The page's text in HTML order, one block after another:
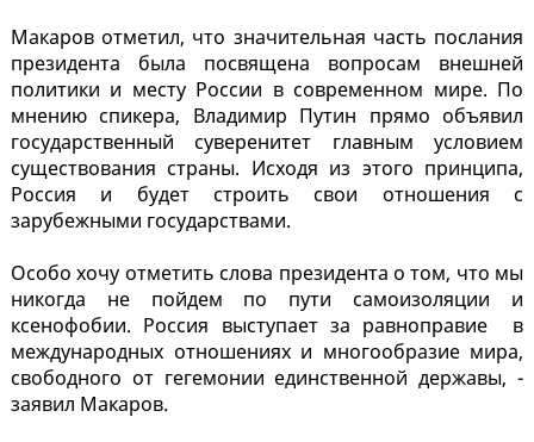
Макаров отметил, что значительная часть послания
президента была посвящена вопросам внешней
политики и месту России в современном мире. По
мнению спикера, Владимир Путин прямо объявил
государственный суверенитет главным условием
существования страны. Исходя из этого принципа,
Россия и будет строить свои отношения с
зарубежными государствами.
Особо хочу отметить слова президента о том, что мы
никогда не пойдем по пути самоизоляции и
ксенофобии. Россия выступает за равноправие в
международных отношениях и многообразие мира,
свободного от гегемонии единственной державы, -
заявил Макаров.